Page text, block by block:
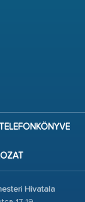
Hivatala